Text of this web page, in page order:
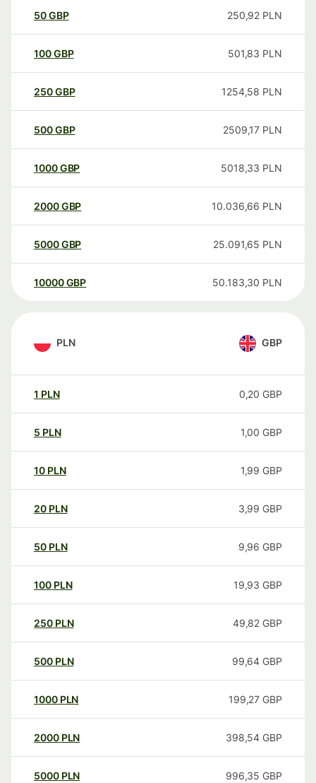
50GBP 250,92 PLN
100GBP 501,83 PLN
250GBP 1254,58 PLN
500GBP 2509,17 PLN
1000GBP 5018,33 PLN
2000GBP 10.036,66 PLN
5000GBP 25.091,65 PLN
10000 GBP 50.183,30 PLN
PLN GBP
1 PLN 0,20 GBP
5 PLN 1,00 GBP
10 PLN 1,99 GBP
20 PLN 3,99 GBP
50 PLN 9,96 GBP
100 PLN 19,93 GBP
250 PLN 49,82 GBP
500 PLN 99,64 GBP
1000 PLN 199,27 GBP
2000 PLN 398,54 GBP
5000 PLN 996,35 GBP